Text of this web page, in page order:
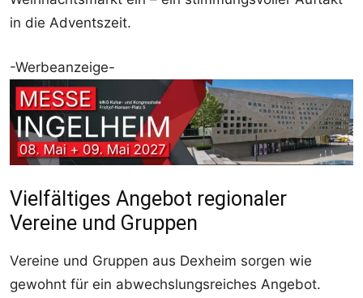
in die Adventszeit.
-Werbeanzeige-
Vielfältiges Angebot regionaler
Vereine und Gruppen
Vereine und Gruppen aus Dexheim sorgen wie
gewohnt für ein abwechslungsreiches Angebot.